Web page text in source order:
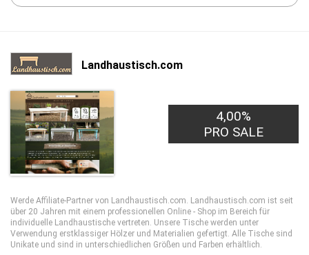
Landhaustisch.com
4,00%
PRO SALE
Werde Affiliate-Partner von Landhaustisch.com. Landhaustisch.com ist seit
über 20 Jahren mit einem professionellen Online - Shop im Bereich für
individuelle Landhaustische vertreten. Unsere Tische werden unter
Verwendung erstklassiger Hölzer und Materialien gefertigt. Alle Tische sind
Unikate und sind in unterschiedlichen Größen und Farben erhältlich.